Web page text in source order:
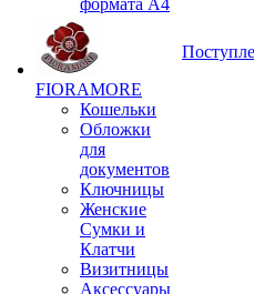
формата А4
FIORAMORE
Кошельки
Обложки
для
документов
Ключницы
Женские
Сумки и
Клатчи
Визитницы
Аксессуары